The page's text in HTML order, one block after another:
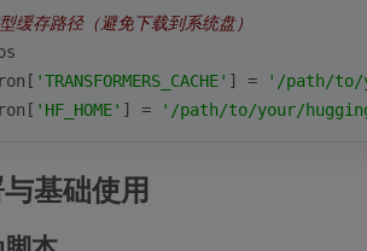
缓存路径（避免下载到系统盘）
'TRANSFORMERS_CACHE' ] =
'/path/to/
'HF_HOME' ] = '/path/to/your/
基础使用